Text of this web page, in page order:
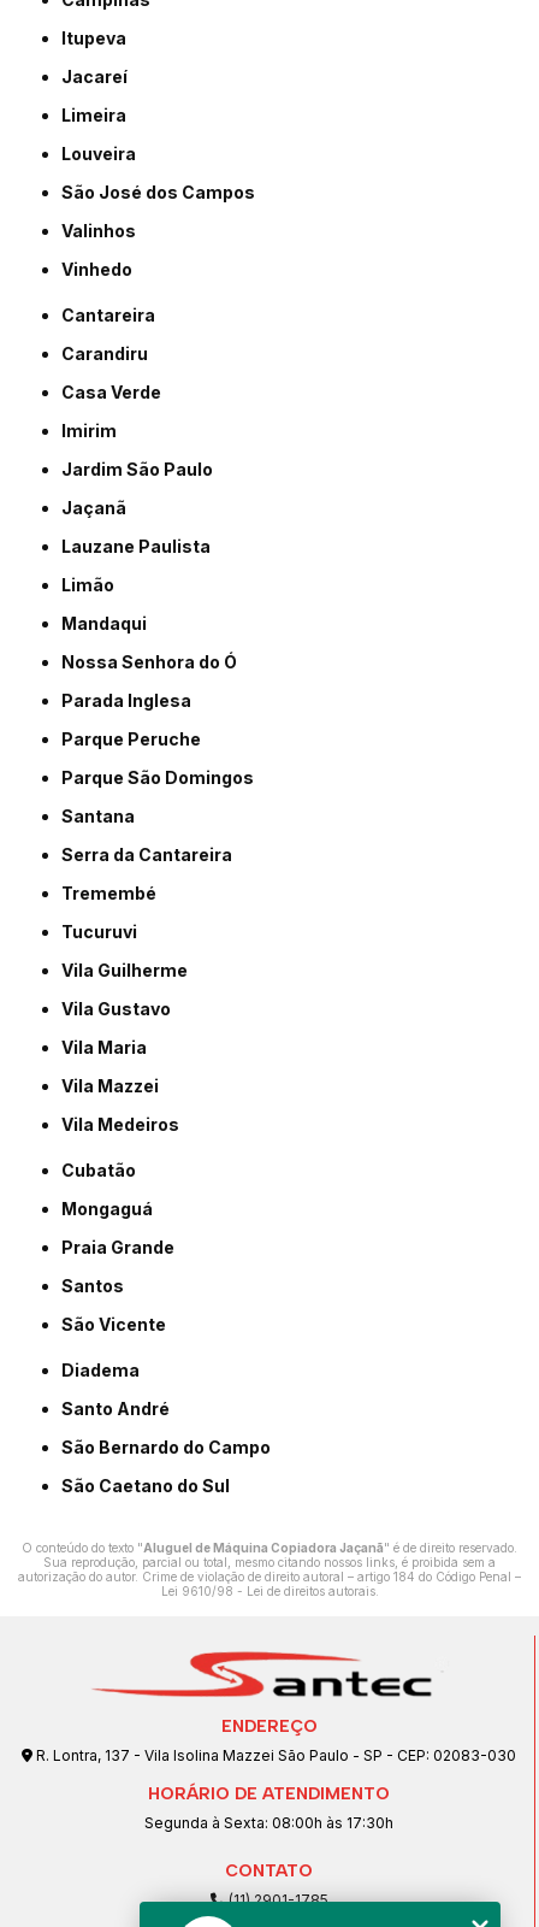
Itupeva
Jacareí
Limeira
Louveira
São José dos Campos
Valinhos
Vinhedo
Cantareira
Carandiru
Casa Verde
Imirim
Jardim São Paulo
Jaçanã
Lauzane Paulista
Limão
Mandaqui
Nossa Senhora do Ó
Parada Inglesa
Parque Peruche
Parque São Domingos
Santana
Serra da Cantareira
Tremembé
Tucuruvi
Vila Guilherme
Vila Gustavo
Vila Maria
Vila Mazzei
Vila Medeiros
Cubatão
Mongaguá
Praia Grande
Santos
São Vicente
Diadema
Santo André
São Bernardo do Campo
São Caetano do Sul
O conteúdo do texto "Aluguel de Máquina Copiadora Jaçanã" é de direito reservado.
Sua reprodução, parcial ou total, mesmo citando nossos links, é proibida sem a
autorização do autor. Crime de violação de direito autoral – artigo 184 do Código Penal –
Lei 9610/98 - Lei de direitos autorais.
ENDEREÇO
R. Lontra, 137 - Vila Isolina Mazzei São Paulo - SP - CEP: 02083-030
HORÁRIO DE ATENDIMENTO
Segunda à Sexta: 08:00h às 17:30h
CONTATO
(11) 2901-1785